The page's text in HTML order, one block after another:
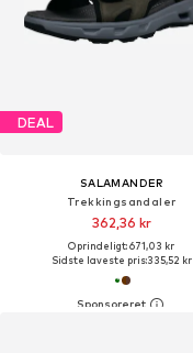
DEAL
SALAMANDER
Trekkingsandaler
362,36 kr
Oprindeligt: 671,03 kr
Sidste laveste pris:335,52 kr